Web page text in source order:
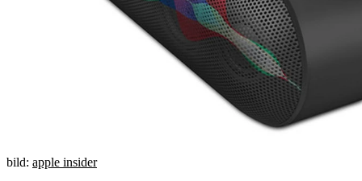
bild: apple insider